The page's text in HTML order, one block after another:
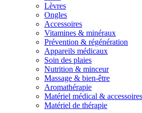
Lèvres
Ongles
Accessoires
Vitamines & minéraux
Prévention & régénération
Appareils médicaux
Soin des plaies
Nutrition & minceur
Massage & bien-être
Aromathérapie
Matériel médical &
Matériel de thérapie